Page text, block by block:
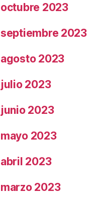
octubre 2023
septiembre 2023
agosto 2023
julio 2023
junio 2023
mayo 2023
abril 2023
marzo 2023